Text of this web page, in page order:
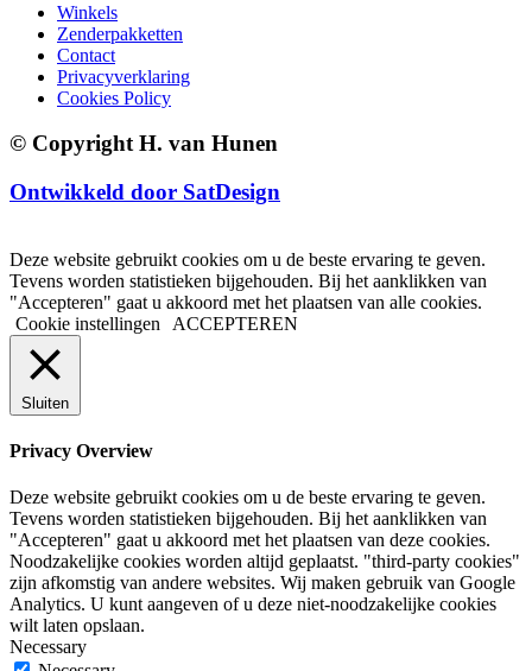
Winkels
Zenderpakketten
Contact
Privacyverklaring
Cookies Policy
© Copyright H. van Hunen
Ontwikkeld door SatDesign
Deze website gebruikt cookies om u de beste ervaring te geven.
Tevens worden statistieken bijgehouden. Bij het aanklikken van
"Accepteren" gaat u akkoord met het plaatsen van alle cookies.
Cookie instellingen
ACCEPTEREN
Sluiten
Privacy Overview
Deze website gebruikt cookies om u de beste ervaring te geven.
Tevens worden statistieken bijgehouden. Bij het aanklikken van
"Accepteren" gaat u akkoord met het plaatsen van deze cookies.
Noodzakelijke cookies worden altijd geplaatst. "third-party cookies"
zijn afkomstig van andere websites. Wij maken gebruik van Google
Analytics. U kunt aangeven of u deze niet-noodzakelijke cookies
wilt laten opslaan.
Necessary